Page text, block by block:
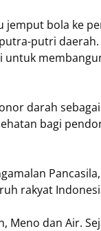
jemput bola ke
putri
untuk
darah
bagi
Pancasila,
rakyat
Meno dan Air.